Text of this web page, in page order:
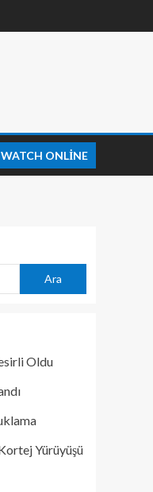
WATCH ONLINE
Ara
Oldu
Yürüyüşü